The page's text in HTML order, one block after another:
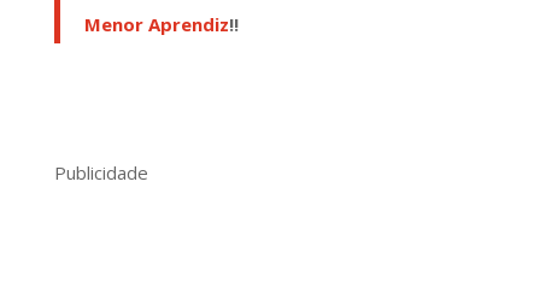
Menor Aprendiz!!
Publicidade